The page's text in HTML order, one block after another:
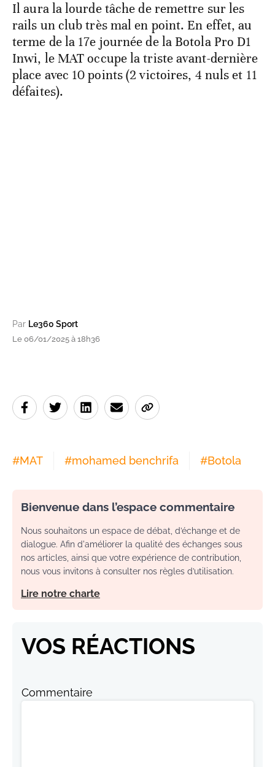
Il aura la lourde tâche de remettre sur les
rails un club très mal en point. En effet, au
terme de la 17e journée de la Botola Pro D1
Inwi, le MAT occupe la triste avant-dernière
place avec 10 points (2 victoires, 4 nuls et 11
défaites).
Par Le360 Sport
Le 06/01/2025 à 18h36
#MAT #mohamed benchrifa #Botola
Bienvenue dans l’espace commentaire
Nous souhaitons un espace de débat, d’échange et de
dialogue. Afin d'améliorer la qualité des échanges sous
nos articles, ainsi que votre expérience de contribution,
nous vous invitons à consulter nos règles d’utilisation.
Lire notre charte
VOS RÉACTIONS
Commentaire